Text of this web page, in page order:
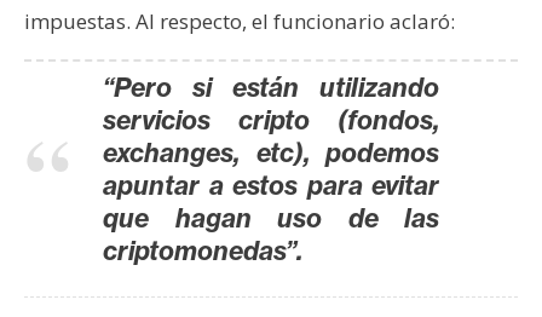
impuestas. Al respecto, el funcionario aclaró:
“Pero si están utilizando
servicios cripto (fondos,
exchanges, etc), podemos
apuntar a estos para evitar
que hagan uso de las
criptomonedas”.